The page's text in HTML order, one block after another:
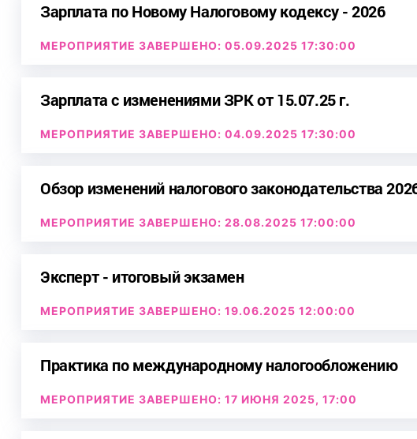
Зарплата по Новому Налоговому кодексу - 2026
МЕРОПРИЯТИЕ ЗАВЕРШЕНО: 05.09.2025 17:30:00
Зарплата с изменениями ЗРК от 15.07.25 г.
МЕРОПРИЯТИЕ ЗАВЕРШЕНО: 04.09.2025 17:30:00
Обзор изменений налогового законодательства
МЕРОПРИЯТИЕ ЗАВЕРШЕНО: 28.08.2025 17:00:00
Эксперт - итоговый экзамен
МЕРОПРИЯТИЕ ЗАВЕРШЕНО: 19.06.2025 12:00:00
Практика по международному налогообложению
МЕРОПРИЯТИЕ ЗАВЕРШЕНО: 17 ИЮНЯ 2025, 17:00